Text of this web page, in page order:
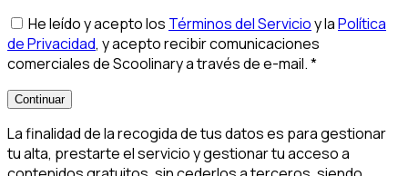
He leído y acepto los Términos del Servicioy laPolítica
de Privacidad, y acepto recibir comunicaciones
comerciales de Scoolinary a través de e-mail.*
Continuar
La finalidad de la recogida de tus datos es para gestionar
tu alta, prestarte el servicio y gestionar tu acceso a